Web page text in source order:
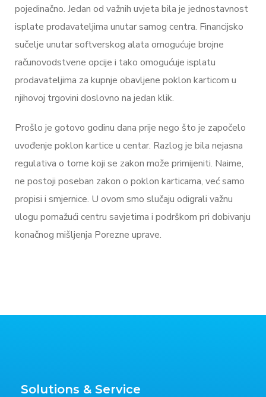
pojedinačno. Jedan od važnih uvjeta bila je jednostavnost
isplate prodavateljima unutar samog centra. Financijsko
sučelje unutar softverskog alata omogućuje brojne
računovodstvene opcije i tako omogućuje isplatu
prodavateljima za kupnje obavljene poklon karticom u
njihovoj trgovini doslovno na jedan klik.
Prošlo je gotovo godinu dana prije nego što je započelo
uvođenje poklon kartice u centar. Razlog je bila nejasna
regulativa o tome koji se zakon može primijeniti. Naime,
ne postoji poseban zakon o poklon karticama, već samo
propisi i smjernice. U ovom smo slučaju odigrali važnu
ulogu pomažući centru savjetima i podrškom pri dobivanju
konačnog mišljenja Porezne uprave.
Solutions & Service